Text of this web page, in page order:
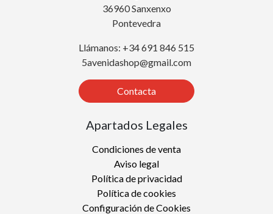
36960 Sanxenxo
Pontevedra
Llámanos: +34 691 846 515
5avenidashop@gmail.com
Contacta
Apartados Legales
Condiciones de venta
Aviso legal
Política de privacidad
Política de cookies
Configuración de Cookies